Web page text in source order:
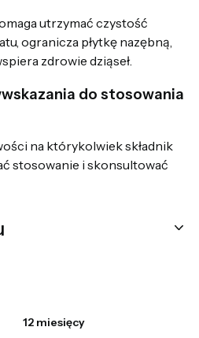
utrzymać czystość
ogranicza płytkę nazębną,
zdrowie dziąseł.
do stosowania
na którykolwiek składnik
stosowanie i skonsultować
12 miesięcy